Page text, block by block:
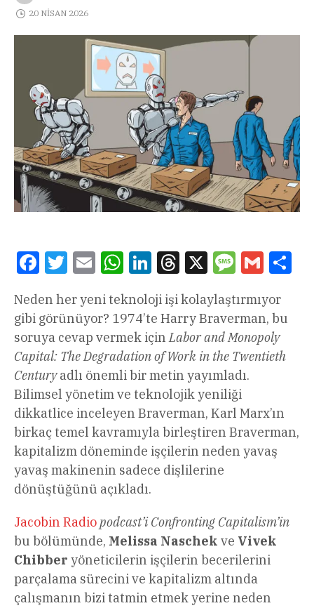
20 NISAN 2026
FacebookTwitterEmail WhatsAppLinkedInThreads
X Message
Gmail
Neden her yeni teknoloji işi kolaylaştırmıyor
gibi görünüyor? 1974’te Harry Braverman, bu
soruya cevap vermek içinLabor and Monopoly
Capital: The Degradation of Work in the Twentieth
Centuryadlı önemli bir metin yayımladı.
Bilimsel yönetim ve teknolojik yeniliği
dikkatlice inceleyen Braverman, Karl Marx’ın
birkaç temel kavramıyla birleştiren Braverman,
kapitalizm döneminde işçilerin neden yavaş
yavaş makinenin sadece dişlilerine
dönüştüğünü açıkladı.
Jacobin Radiopodcast’i Confronting Capitalism’in
bu bölümünde, Melissa Naschek ve Vivek
Chibber yöneticilerin işçilerin becerilerini
parçalama sürecini ve kapitalizm altında
çalışmanın bizi tatmin etmek yerine neden